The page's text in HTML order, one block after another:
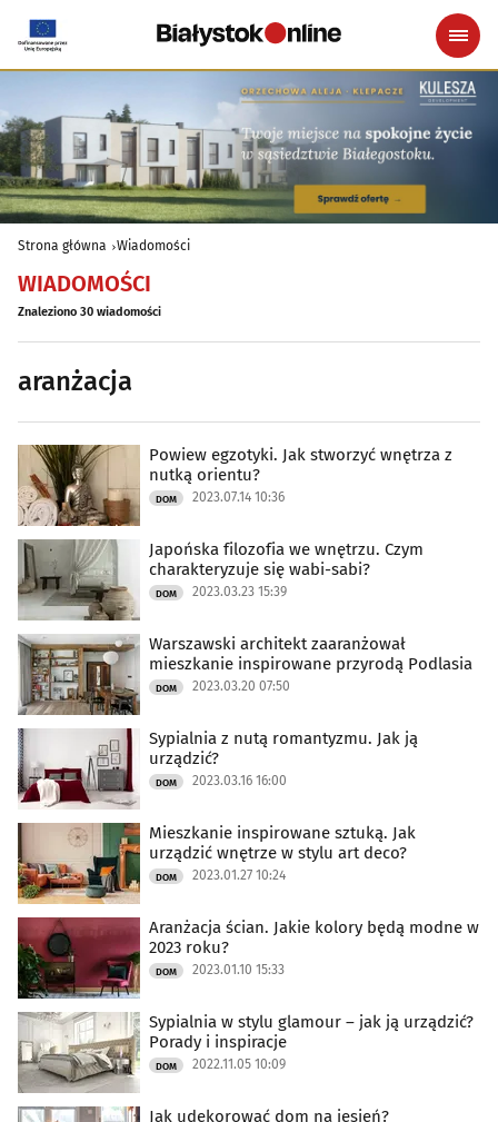
Strona główna Wiadomości
WIADOMOŚCI
Znaleziono 30 wiadomości
aranżacja
Powiew egzotyki. Jak stworzyć wnętrza z
nutką orientu?
DOM 2023.07.14 10:36
Japońska filozofia we wnętrzu. Czym
charakteryzuje się wabi-sabi?
DOM 2023.03.23 15:39
Warszawski architekt zaaranżował
mieszkanie inspirowane przyrodą Podlasia
DOM 2023.03.20 07:50
Sypialnia z nutą romantyzmu. Jak ją
urządzić?
DOM 2023.03.16 16:00
Mieszkanie inspirowane sztuką. Jak
urządzić wnętrze w stylu art deco?
DOM 2023.01.27 10:24
Aranżacja ścian. Jakie kolory będą modne w
2023 roku?
DOM 2023.01.10 15:33
Sypialnia w stylu glamour – jak ją urządzić?
Porady i inspiracje
DOM 2022.11.05 10:09
Jak udekorować dom na jesień?